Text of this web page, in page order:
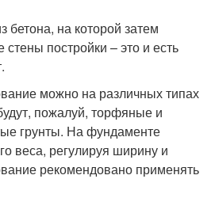
бетона, на которой затем
постройки – это и есть
можно на различных типах
пожалуй, торфяные и
грунты. На фундаменте
веса, регулируя ширину и
рекомендовано применять